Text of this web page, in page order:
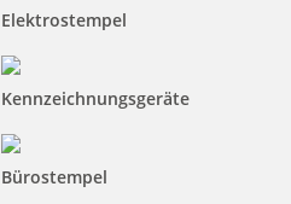
Elektrostempel
Kennzeichnungsgeräte
Bürostempel